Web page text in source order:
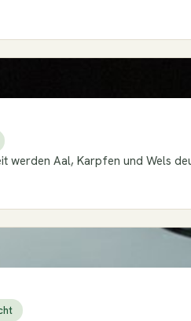
werden Aal, Karpfen und Wels